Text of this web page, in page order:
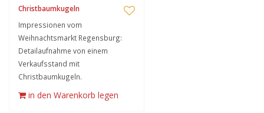
Christbaumkugeln
Impressionen vom
Weihnachtsmarkt Regensburg:
Detailaufnahme von einem
Verkaufsstand mit
Christbaumkugeln.
in den Warenkorb legen